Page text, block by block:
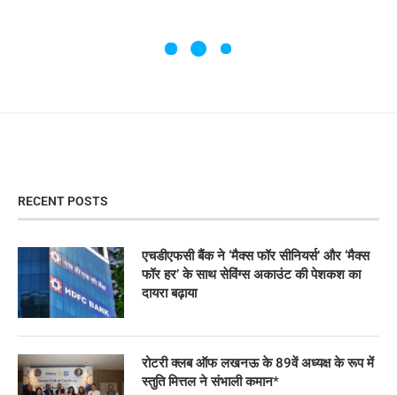
RECENT POSTS
एचडीएफसी बैंक ने ‘मैक्स फॉर सीनियर्स’ और ‘मैक्स
फॉर हर’ के साथ सेविंग्स अकाउंट की पेशकश का
दायरा बढ़ाया
रोटरी क्लब ऑफ लखनऊ के 89वें अध्यक्ष के रूप में
स्तुति मित्तल ने संभाली कमान*